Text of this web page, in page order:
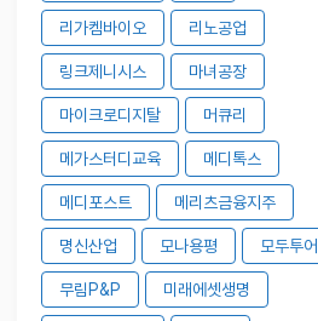
리가켐바이오 리노공업
링크제니시스 마녀공장
마이크로디지탈 머큐리
메가스터디교육 메디톡스
메디포스트 메리츠금융지주
명신산업 모나용평 모두투어
무림P&P 미래에셋생명